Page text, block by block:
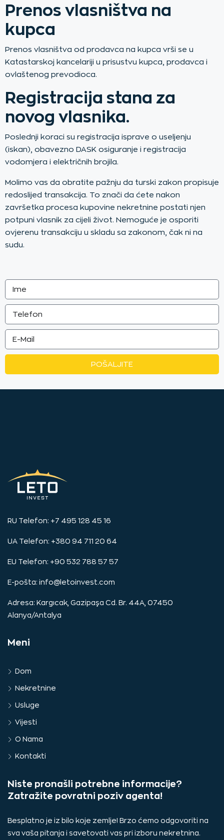
Prenos vlasništva na
kupca
Prenos vlasništva od prodavca na kupca vrši se u
Katastarskoj kancelariji u prisustvu kupca, prodavca i
ovlaštenog prevodioca.
Registracija stana za
novog vlasnika.
Poslednji koraci su registracija isprave o useljenju
(iskan), obavezno DASK osiguranje i registracija
vodomjera i električnih brojila.
Molimo vas da obratite pažnju da turski zakon propisuje
redoslijed transakcija. To znači da ćete nakon
završetka procesa kupovine nekretnine postati njen
potpuni vlasnik za cijeli život. Nemoguće je osporiti
ovjerenu transakciju u skladu sa zakonom, čak ni na
sudu.
POŠALJITE
RU Telefon: +7 495 128 45 16
UA Telefon: +380 94 711 20 64
EU Telefon: +90 532 788 57 57
E-pošta: info@letoinvest.com
Adresa: Kargıcak, Gazipaşa Cd. Br. 44A, 07450
Alanya/Antalya
Meni
Dom
Nekretnine
Usluge
Vijesti
O Nama
Kontakti
Niste pronašli potrebne informacije?
Zatražite povratni poziv agenta!
Besplatno je iz bilo koje zemlje! Brzo ćemo odgovoriti na
sva vaša pitanja i savetovati vas pri izboru nekretnina.